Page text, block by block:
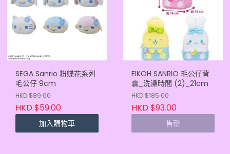
SEGA Sanrio 粉蝶花系列
毛公仔 9cm
HKD $89.00
HKD $59.00
加入購物車
EIKOH SANRIO 毛公仔背
囊_洗澡時間 (2)_21cm
HKD $185.00
HKD $93.00
售罄